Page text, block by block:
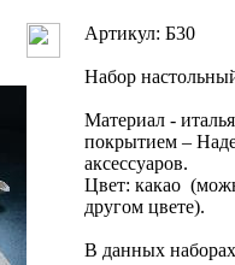
Артикул: Б30
Набор
Материал -
покрытием –
аксессуаров.
Цвет: какао
другом цвете).
В данных